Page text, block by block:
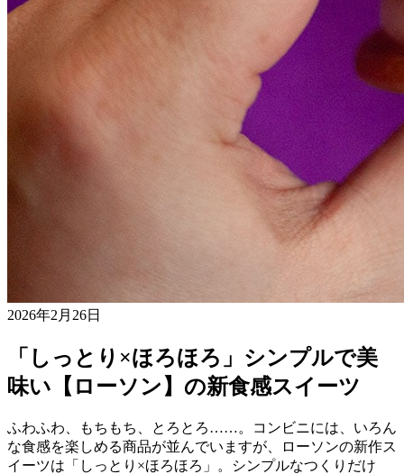
2026年2月26日
「しっとり×ほろほろ」シンプルで美
味い【ローソン】の新食感スイーツ
ふわふわ、もちもち、とろとろ……。コンビニには、いろん
な食感を楽しめる商品が並んでいますが、ローソンの新作ス
イーツは「しっとり×ほろほろ」。シンプルなつくりだけ